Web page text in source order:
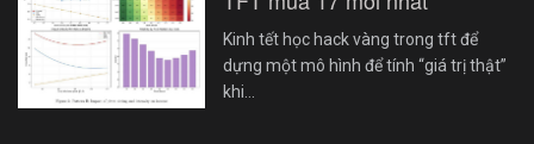
Kinh tết học hack vàng trong tft để
dựng một mô hình để tính “giá trị thật”
khi…